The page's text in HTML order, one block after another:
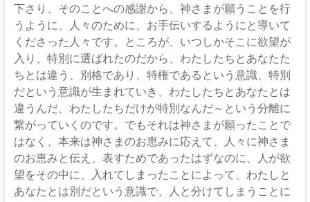
下さり、そのことへの感謝から、神さまが願うことを行
うように、人々のために、お手伝いするようにと導いて
くださった人々です。ところが、いつしかそこに欲望が
入り、特別に選ばれたのだから、わたしたちとあなたた
ちとは違う、別格であり、特権であるという意識、特別
だという意識が生まれていき、わたしたちとあなたとは
違うんだ、わたしたちだけが特別なんだ～という分離に
繋がっていくのです。でもそれは神さまが願ったことで
はなく、本来は神さまのお恵みに応えて、人々に神さま
のお恵みと伝え、表すためであったはずなのに、人が欲
望をその中に、入れてしまったことによって、わたしと
あなたとは別だという意識で、人と分けてしまうことに